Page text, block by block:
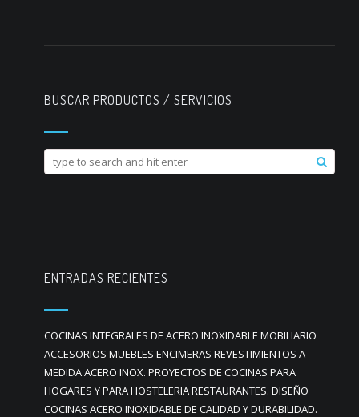
BUSCAR PRODUCTOS / SERVICIOS
ENTRADAS RECIENTES
COCINAS INTEGRALES DE ACERO INOXIDABLE MOBILIARIO
ACCESORIOS MUEBLES ENCIMERAS REVESTIMIENTOS A
MEDIDA ACERO INOX. PROYECTOS DE COCINAS PARA
HOGARES Y PARA HOSTELERIA RESTAURANTES. DISEÑO
COCINAS ACERO INOXIDABLE DE CALIDAD Y DURABILIDAD.